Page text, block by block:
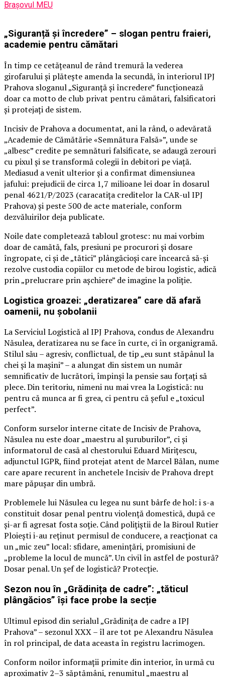
Brașovul MEU
„Siguranță și încredere” – slogan pentru fraieri,
academie pentru cămătari
În timp ce cetățeanul de rând tremură la vederea
girofarului și plătește amenda la secundă, în interiorul IPJ
Prahova sloganul „Siguranță și încredere” funcționează
doar ca motto de club privat pentru cămătari, falsificatori
și protejați de sistem.
Incisiv de Prahova a documentat, ani la rând, o adevărată
„Academie de Cămătărie «Semnătura Falsă»”, unde se
„albesc” credite pe semnături falsificate, se adaugă zerouri
cu pixul și se transformă colegii în debitori pe viață.
Mediasud a venit ulterior și a confirmat dimensiunea
jafului: prejudicii de circa 1,7 milioane lei doar în dosarul
penal 4621/P/2023 (caracatița creditelor la CAR-ul IPJ
Prahova) și peste 500 de acte materiale, conform
dezvăluirilor deja publicate.
Noile date completează tabloul grotesc: nu mai vorbim
doar de camătă, fals, presiuni pe procurori și dosare
îngropate, ci și de „tătici” plângăcioși care încearcă să-și
rezolve custodia copiilor cu metode de birou logistic, adică
prin „prelucrare prin așchiere” de imagine la poliție.
Logistica groazei: „deratizarea” care dă afară
oamenii, nu șobolanii
La Serviciul Logistică al IPJ Prahova, condus de Alexandru
Năsulea, deratizarea nu se face în curte, ci în organigramă.
Stilul său – agresiv, conflictual, de tip „eu sunt stăpânul la
chei și la mașini” – a alungat din sistem un număr
semnificativ de lucrători, împinși la pensie sau forțați să
plece. Din teritoriu, nimeni nu mai vrea la Logistică: nu
pentru că munca ar fi grea, ci pentru că șeful e „toxicul
perfect”.
Conform surselor interne citate de Incisiv de Prahova,
Năsulea nu este doar „maestru al șuruburilor”, ci și
informatorul de casă al chestorului Eduard Mirițescu,
adjunctul IGPR, fiind protejat atent de Marcel Bălan, nume
care apare recurent în anchetele Incisiv de Prahova drept
mare păpușar din umbră.
Problemele lui Năsulea cu legea nu sunt bârfe de hol: i s-a
constituit dosar penal pentru violență domestică, după ce
și-ar fi agresat fosta soție. Când polițiștii de la Biroul Rutier
Ploiești i-au reținut permisul de conducere, a reacționat ca
un „mic zeu” local: sfidare, amenințări, promisiuni de
„probleme la locul de muncă”. Un civil în astfel de postură?
Dosar penal. Un șef de logistică? Protecție.
Sezon nou în „Grădinița de cadre”: „tăticul
plângăcios” își face probe la secție
Ultimul episod din serialul „Grădinița de cadre a IPJ
Prahova” – sezonul XXX – îl are tot pe Alexandru Năsulea
în rol principal, de data aceasta în registru lacrimogen.
Conform noilor informații primite din interior, în urmă cu
aproximativ 2–3 săptămâni, renumitul „maestru al